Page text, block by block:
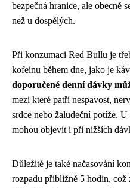
bezpečná hranice, ale obecně
než u dospělých.
Při konzumaci Red Bullu je
kofeinu během dne, jako je
doporučené denní dávky
mezi které patří nespavost,
srdce nebo žaludeční potíže.
mohou objevit i při nižších
Důležité je také načasování
rozpadu přibližně 5 hodin, což